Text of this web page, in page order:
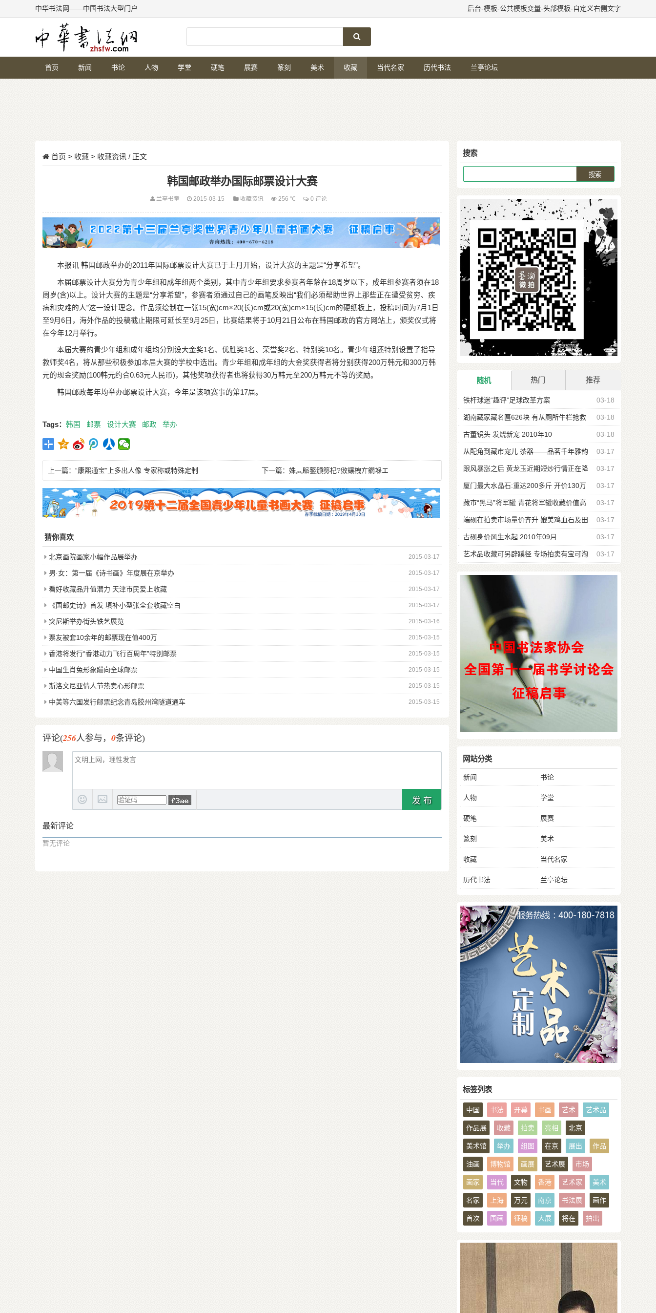
中华书法网——中国书法大型门户 后台-模板-公共模板变量-头部模板-自定义右侧文字
首页 新闻 书论 人物 学堂 硬笔 展赛 篆刻 美术 收藏 当代名家 历代书法 兰亭论坛
首页 > 收藏 > 收藏资讯 / 正文
韩国邮政举办国际邮票设计大赛
兰亭书童 2015-03-15 收藏资讯 256 ℃ 0 评论
本报讯 韩国邮政举办的2011年国际邮票设计大赛已于上月开始，设计大赛的主题是“分享希望”。
本届邮票设计大赛分为青少年组和成年组两个类别，其中青少年组要求参赛者年龄在18周岁以下，成年组参赛者须在18
周岁(含)以上。设计大赛的主题是“分享希望”，参赛者须通过自己的画笔反映出“我们必须帮助世界上那些正在遭受贫穷、疾
病和灾难的人”这一设计理念。作品须绘制在一张15(宽)cm×20(长)cm或20(宽)cm×15(长)cm的硬纸板上，投稿时间为7月1日
至9月6日，海外作品的投稿截止期限可延长至9月25日，比赛结果将于10月21日公布在韩国邮政的官方网站上，颁奖仪式将
在今年12月举行。
本届大赛的青少年组和成年组均分别设大金奖1名、优胜奖1名、荣誉奖2名、特别奖10名。青少年组还特别设置了指导
教师奖4名，将从那些积极参加本届大赛的学校中选出。青少年组和成年组的大金奖获得者将分别获得200万韩元和300万韩
元的现金奖励(100韩元约合0.63元人民币)，其他奖项获得者也将获得30万韩元至200万韩元不等的奖励。
韩国邮政每年均举办邮票设计大赛，今年是该项赛事的第17届。
Tags： 韩国 邮票 设计大赛 邮政 举办
上一篇： “康熙通宝”上多出人像 专家称或特殊定制 下一篇：姝︽眽鐜颁簩杞?敓鑲栧亣鐗堢エ
猜你喜欢
2015-03-17
北京画院画家小幅作品展举办
2015-03-17
男·女：第一届《诗书画》年度展在京举办
2015-03-17
看好收藏品升值潜力 天津市民爱上收藏
2015-03-17
《国邮史诗》首发 填补小型张全套收藏空白
2015-03-16
突尼斯举办街头铁艺展览
2015-03-15
票友被套10余年的邮票现在值400万
2015-03-15
香港将发行“香港动力飞行百周年”特别邮票
2015-03-15
中国生肖兔形象蹦向全球邮票
2015-03-15
斯洛文尼亚情人节热卖心形邮票
2015-03-15
中美等六国发行邮票纪念青岛胶州湾隧道通车
评论(256人参与， 0条评论)
发 布
最新评论
暂无评论
搜索
随机 热门 推荐
03-18
铁杆球迷“趣评”足球改革方案
03-18
湖南藏家藏名匾626块 有从厕所牛栏抢救
03-18
古董镜头 发烧新宠 2010年10
03-17
从配角到藏市宠儿 茶器——品茗千年雅韵
03-17
跟风暴涨之后 黄龙玉近期短炒行情正在降
温 03-17
厦门最大水晶石:重达200多斤 开价130万
03-17
藏市“黑马”将军罐 青花将军罐收藏价值高
03-17
端砚在拍卖市场量价齐升 媲美鸡血石及田
黄 03-17
古砚身价风生水起 2010年09月
03-17
艺术品收藏可另辟蹊径 专场拍卖有宝可淘
网站分类
新闻 书论
人物 学堂
硬笔 展赛
篆刻 美术
收藏 当代名家
历代书法 兰亭论坛
标签列表
中国 书法 开幕 书画 艺术 艺术品
作品展 收藏 拍卖 亮相 北京
美术馆 举办 组图 在京 展出 作品
油画 博物馆 画展 艺术展 市场
画家 当代 文物 香港 艺术家 美术
名家 上海 万元 南京 书法展 画作
首次 国画 征稿 大展 将在 拍出